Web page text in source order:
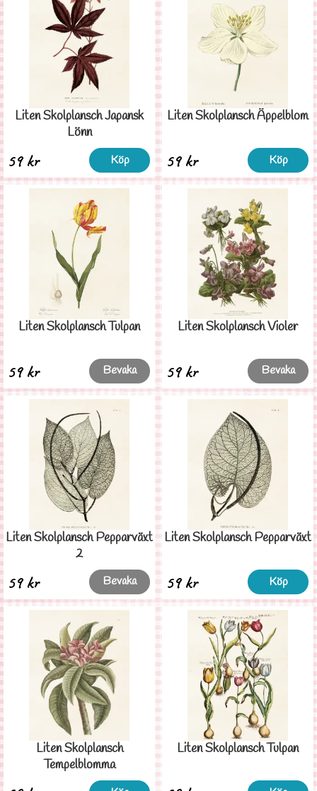
Liten Skolplansch Japansk
Lönn
59 kr Köp
Liten Skolplansch Äppelblom
59 kr Köp
Liten Skolplansch Tulpan
59 kr Bevaka
Liten Skolplansch Violer
59 kr Bevaka
Liten Skolplansch Pepparväxt
2
59 kr Bevaka
Liten Skolplansch Pepparväxt
59 kr Köp
Liten Skolplansch
Tempelblomma
Liten Skolplansch Tulpan